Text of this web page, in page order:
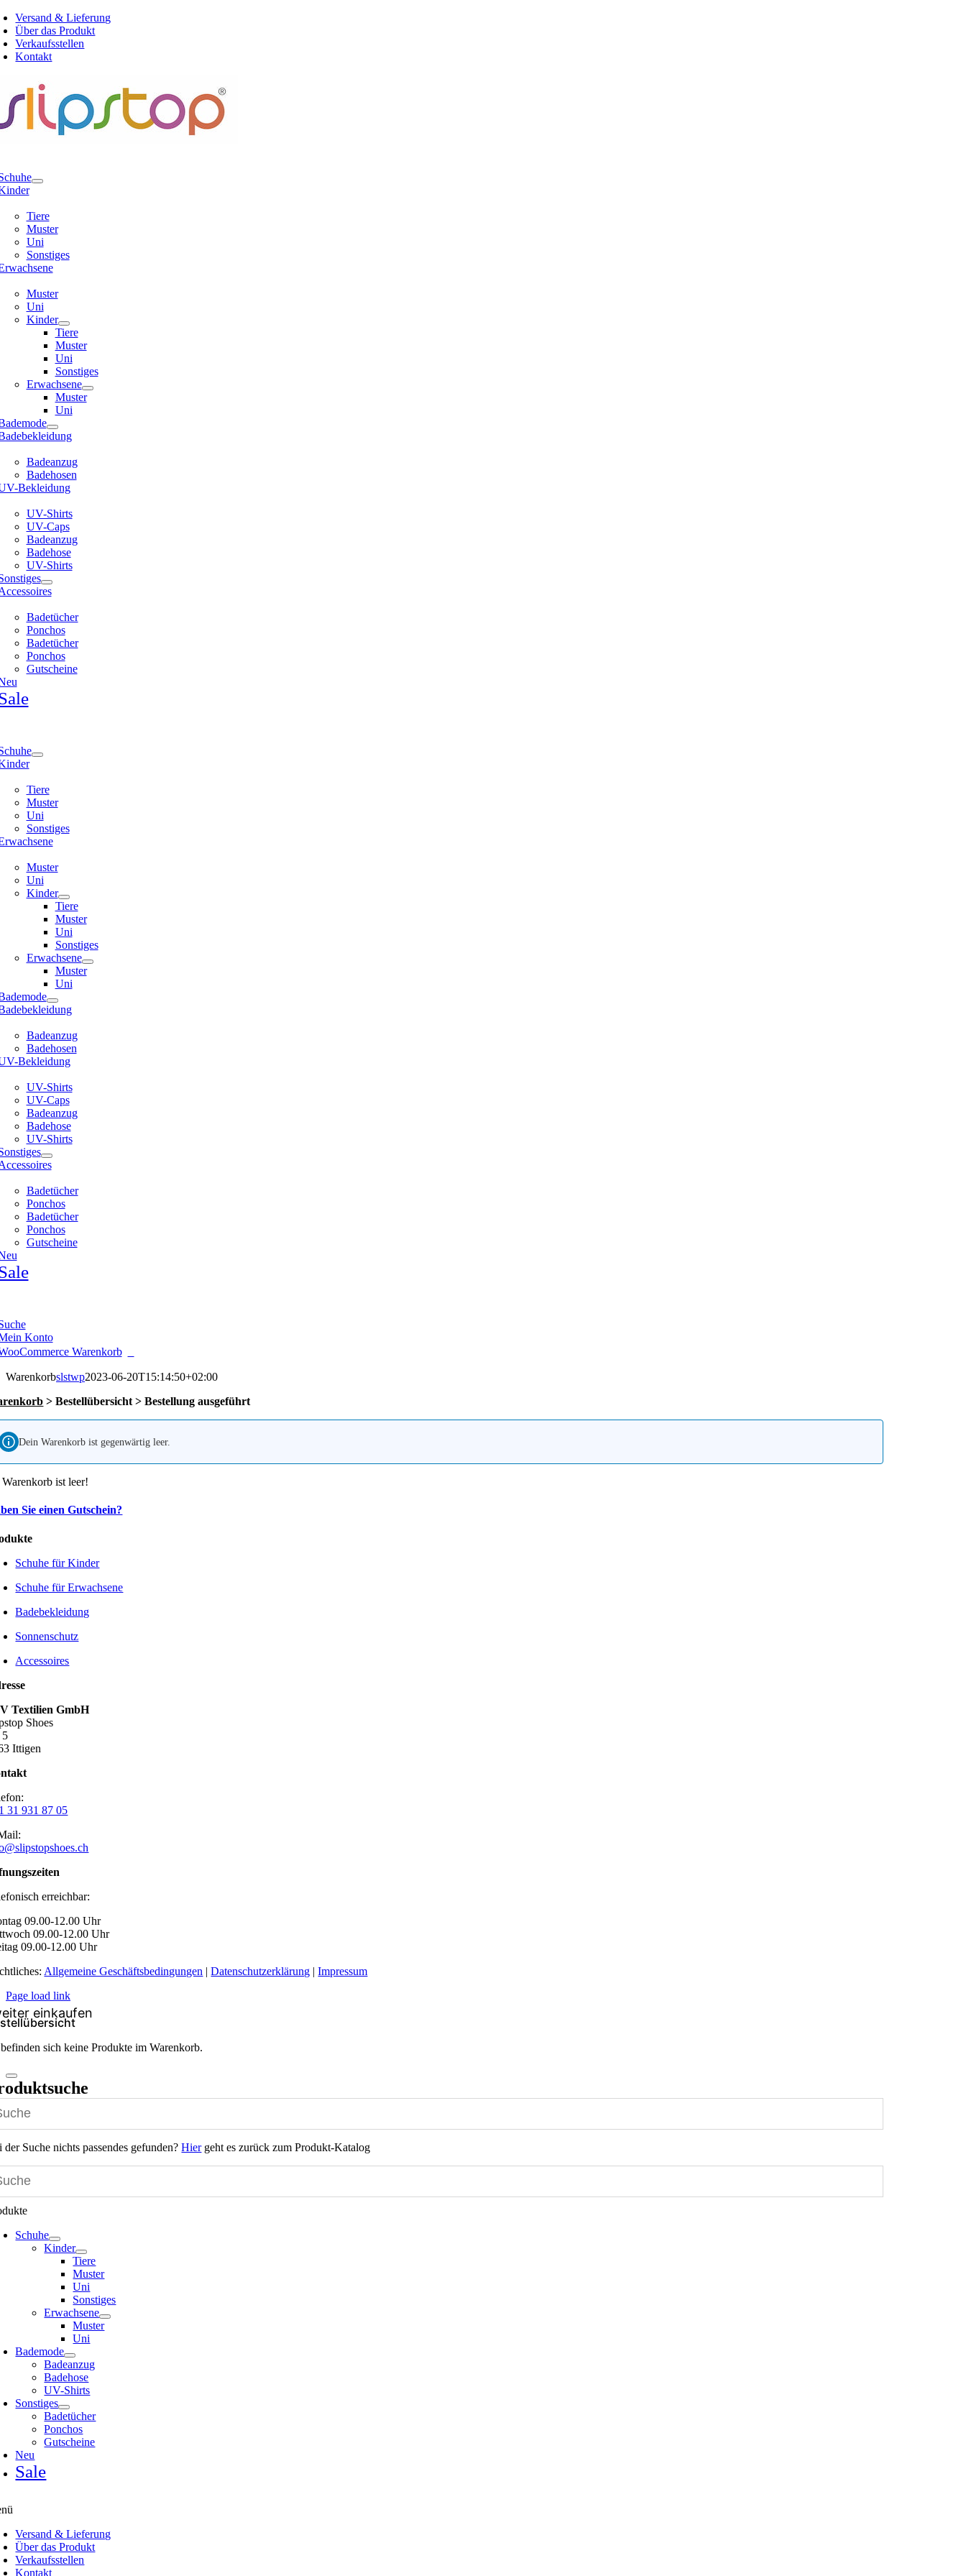
Zum
Inhalt
springen
Versand & Lieferung
Über das Produkt
Verkaufsstellen
Kontakt
Tiere
Muster
Uni
Sonstiges
Muster
Uni
Kinder
Tiere
Muster
Uni
Sonstiges
Erwachsene
Muster
Uni
Badeanzug
Badehosen
Bekleidung
UV-Shirts
UV-Caps
Badeanzug
Badehose
UV-Shirts
Badetücher
Ponchos
Badetücher
Ponchos
Gutscheine
Tiere
Muster
Uni
Sonstiges
Muster
Uni
Kinder
Tiere
Muster
Uni
Sonstiges
Erwachsene
Muster
Uni
Badeanzug
Badehosen
Bekleidung
UV-Shirts
UV-Caps
Badeanzug
Badehose
UV-Shirts
Badetücher
Ponchos
Badetücher
Ponchos
Gutscheine
Konto
Warenkorb
Warenkorbslstwp2023-06-20T15:14:50+02:00
> Bestellübersicht > Bestellung ausgeführt
Dein Warenkorb ist gegenwärtig leer.
ist leer!
Sie einen Gutschein?
Schuhe für Kinder
Schuhe für Erwachsene
Badebekleidung
Sonnenschutz
Accessoires
Textilien GmbH
Shoes
5
Ittigen
31 931 87 05
erreichbar:
09.00-12.00 Uhr
09.00-12.00 Uhr
09.00-12.00 Uhr
Allgemeine Geschäftsbedingungen |Datenschutzerklärung |Impressum
Page load link
sich keine Produkte im Warenkorb.
der Suche nichts passendes gefunden?Hiergeht es zurück zum Produkt-Katalog
Schuhe
Kinder
Tiere
Muster
Uni
Sonstiges
Erwachsene
Muster
Uni
Bademode
Badeanzug
Badehose
UV-Shirts
Sonstiges
Badetücher
Ponchos
Gutscheine
Neu
Sale
Versand & Lieferung
Über das Produkt
Verkaufsstellen
Kontakt